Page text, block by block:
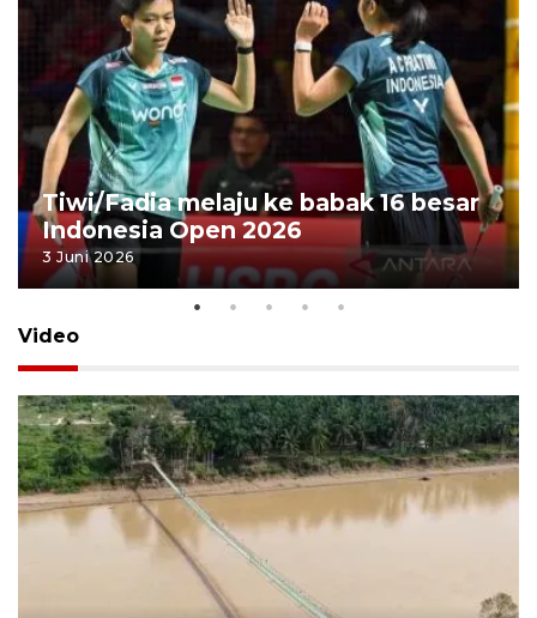
Tiwi/Fadia melaju ke babak 16 besar
Indonesia Open 2026
3 Juni 2026
Video